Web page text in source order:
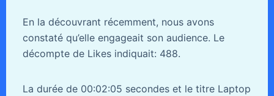
En la découvrant récemment, nous avons
constaté qu’elle engageait son audience. Le
décompte de Likes indiquait: 488.
La durée de 00:02:05 secondes et le titre Laptop